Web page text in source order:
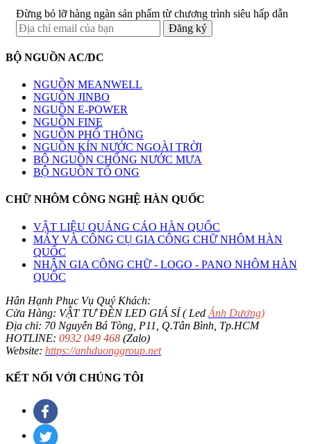
Đừng bỏ lỡ hàng ngàn sản phẩm từ chương trình siêu hấp dẫn
BỘ NGUỒN AC/DC
NGUỒN MEANWELL
NGUỒN JINBO
NGUỒN E-POWER
NGUỒN FINE
NGUỒN PHỔ THÔNG
NGUỒN KÍN NƯỚC NGOÀI TRỜI
BỘ NGUỒN CHỐNG NƯỚC MƯA
BỘ NGUỒN TỔ ONG
CHỮ NHÔM CÔNG NGHỆ HÀN QUỐC
VẬT LIỆU QUẢNG CÁO HÀN QUỐC
MÁY VÀ CÔNG CỤ GIA CÔNG CHỮ NHÔM HÀN
QUỐC
NHẬN GIA CÔNG CHỮ - LOGO - PANO NHÔM HÀN
QUỐC
Hân Hạnh Phục Vụ Quý Khách:
Cửa Hàng: VẬT TƯ ĐÈN LED GIÁ SỈ ( Led Ánh Dương)
Địa chỉ: 70 Nguyễn Bá Tòng, P11, Q.Tân Bình, Tp.HCM
HOTLINE: 0932 049 468 (Zalo)
Website: https://anhduonggroup.net
KẾT NỐI VỚI CHÚNG TÔI